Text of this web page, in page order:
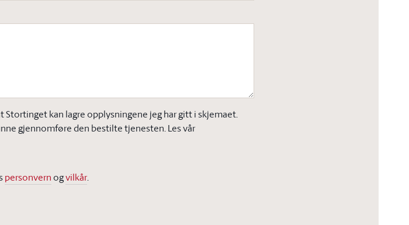
Stortinget kan lagre opplysningene jeg har gitt i skjemaet.
gjennomføre den bestilte tjenesten. Les vår
personvern ogvilkår.